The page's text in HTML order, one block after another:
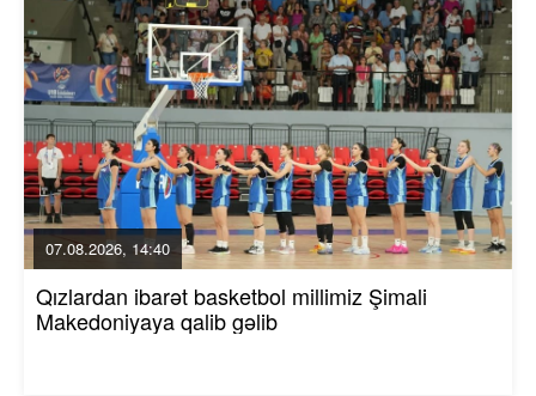
07.08.2026, 14:40
Qızlardan ibarət basketbol millimiz Şimali
Makedoniyaya qalib gəlib